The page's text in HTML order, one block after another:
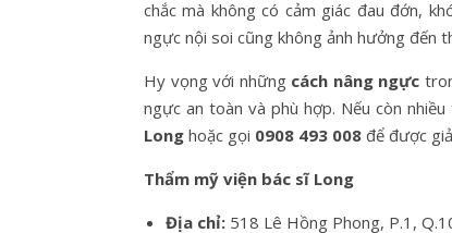
chắc mà không có cảm giác đau đớn,
ngực nội soi cũng không ảnh hưởng đến
Hy vọng với những cách nâng ngực
ngực an toàn và phù hợp. Nếu còn
Long hoặc gọi 0908 493 008 để được
Thẩm mỹ viện bác sĩ Long
Địa chỉ: 518 Lê Hồng Phong, P.1,